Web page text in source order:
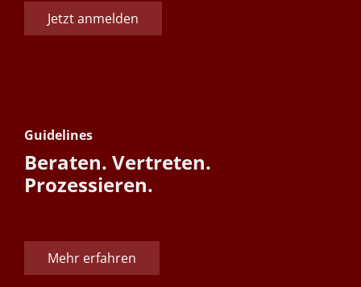
Jetzt anmelden
Guidelines
Beraten. Vertreten.
Prozessieren.
Mehr erfahren